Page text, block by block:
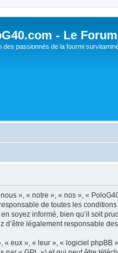
- Le Forum
des passionnés de la fourmi
», « notre », « nos », «
de toutes les
soyez informé, bien qu’il soit
d’être légalement responsable
eux », « leur », « logiciel